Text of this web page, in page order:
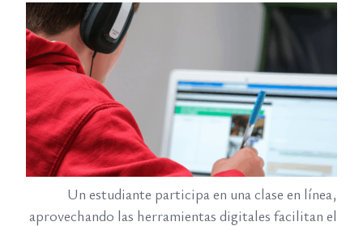
Un estudiante participa en una clase en línea,
aprovechando las herramientas digitales facilitan el